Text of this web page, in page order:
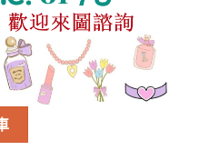
休閑短袖T恤.好質量是您的需求好